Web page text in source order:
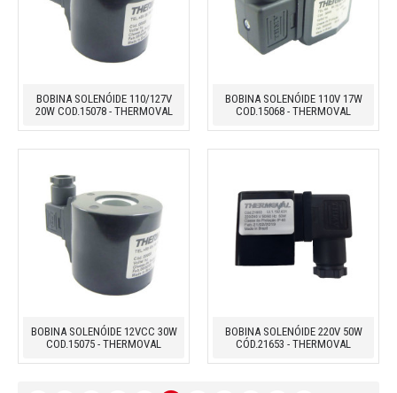
BOBINA SOLENÓIDE 110/127V
20W COD.15078 - THERMOVAL
BOBINA SOLENÓIDE 110V 17W
COD.15068 - THERMOVAL
BOBINA SOLENÓIDE 12VCC 30W
COD.15075 - THERMOVAL
BOBINA SOLENÓIDE 220V 50W
CÓD.21653 - THERMOVAL